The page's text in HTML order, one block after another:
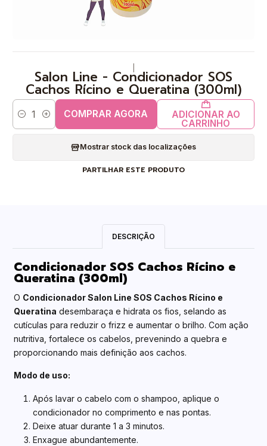
Salon Line - Condicionador SOS
Cachos Rícino e Queratina (300ml)
Quantidade ADICIONAR AO
CARRINHO
COMPRAR AGORA
Mostrar stock das localizações
PARTILHAR ESTE PRODUTO
DESCRIÇÃO
Condicionador SOS Cachos Rícino e
Queratina (300ml)
O Condicionador Salon Line SOS Cachos Rícino e
Queratina desembaraça e hidrata os fios, selando as
cutículas para reduzir o frizz e aumentar o brilho. Com ação
nutritiva, fortalece os cabelos, prevenindo a quebra e
proporcionando mais definição aos cachos.
Modo de uso:
Após lavar o cabelo com o shampoo, aplique o
condicionador no comprimento e nas pontas.
Deixe atuar durante 1 a 3 minutos.
Enxague abundantemente.